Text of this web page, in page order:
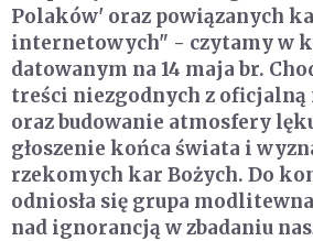
Polaków' oraz powiązanych
internetowych" - czytamy w
datowanym na 14 maja br.
treści niezgodnych z oficjalną
oraz budowanie atmosfery
głoszenie końca świata i
rzekomych kar Bożych. Do
odniosła się grupa
nad ignorancją w zbadaniu